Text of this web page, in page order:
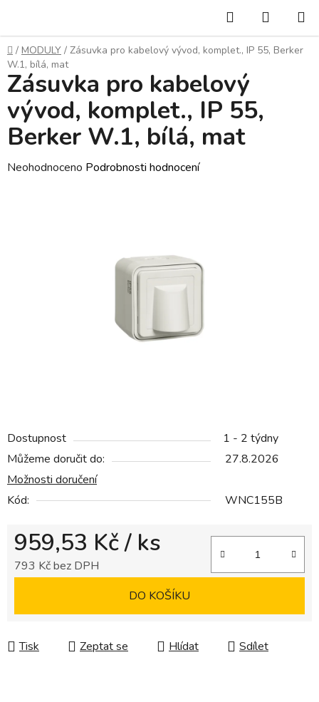
obsah
Hledat
KOŠÍK
Domů
/ MODULY / Zásuvka pro kabelový vývod, komplet., IP 55, Berker
W.1, bílá, mat
Dostupnost
1 - 2 týdny
Můžeme doručit do:
27.8.2026
Možnosti doručení
Kód:
WNC155B
959,53 Kč/ ks
793 Kč bez DPH
DO KOŠÍKU
Tisk Zeptat se Hlídat Sdílet
Zásuvka pro kabelový
vývod, komplet., IP 55,
Berker W.1, bílá, mat
Průměrné
Neohodnoceno Podrobnosti hodnocení